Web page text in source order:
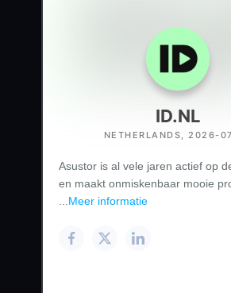
ID.NL
NETHERLANDS, 2026-
Asustor is al vele jaren actief op
en maakt onmiskenbaar mooie
Meer informatie